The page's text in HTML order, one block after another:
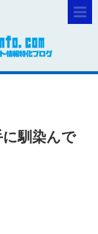
馴染んで